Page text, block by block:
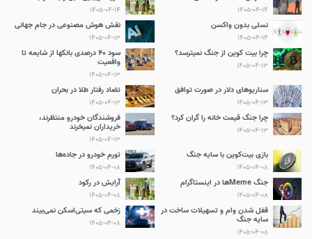
1405-04-14
1405-04-14
نسلی بدون واکسن
1405-04-14
نقش هوش مصنوعی در جام جهانی
1405-04-13
چرا بیت کوین از جنگ نمیترسد؟
1405-04-13
سود 40 درصدی بانکها از شایعه تا
واقعیت
1405-04-13
سناریوهای دلار در صورت توافق
1405-04-13
تضاد رفتار طلا در بحران
1405-04-13
چرا جنگ قیمت خانه را گران کرد؟
1405-04-13
فروشندگان خودرو منتظرند،
خریداران نمیخرند
1405-04-13
بازی بیت‌کوین با سایه جنگ
1405-04-08
تورم خودرو در جاده‌ها
1405-04-08
جنگ Memeها در اینستاگرام
1405-04-08
آرایش در رکود
1405-04-08
قفل شدن وام و تسهیلات ساخت در
سایه جنگ
1405-04-08
زخمی که سیتی‌اسکن نمی‌بیند
1405-04-08